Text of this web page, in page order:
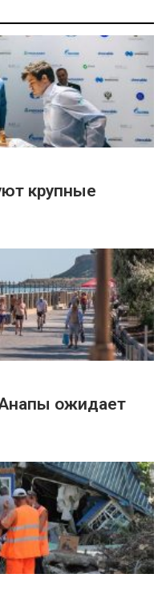
крупные
ожидает